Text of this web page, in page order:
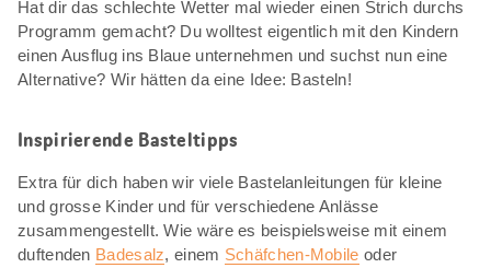
Hat dir das schlechte Wetter mal wieder einen Strich durchs
Programm gemacht? Du wolltest eigentlich mit den Kindern
einen Ausflug ins Blaue unternehmen und suchst nun eine
Alternative? Wir hätten da eine Idee: Basteln!
Inspirierende Basteltipps
Extra für dich haben wir viele Bastelanleitungen für kleine
und grosse Kinder und für verschiedene Anlässe
zusammengestellt. Wie wäre es beispielsweise mit einem
duftenden Badesalz, einem Schäfchen-Mobile oder